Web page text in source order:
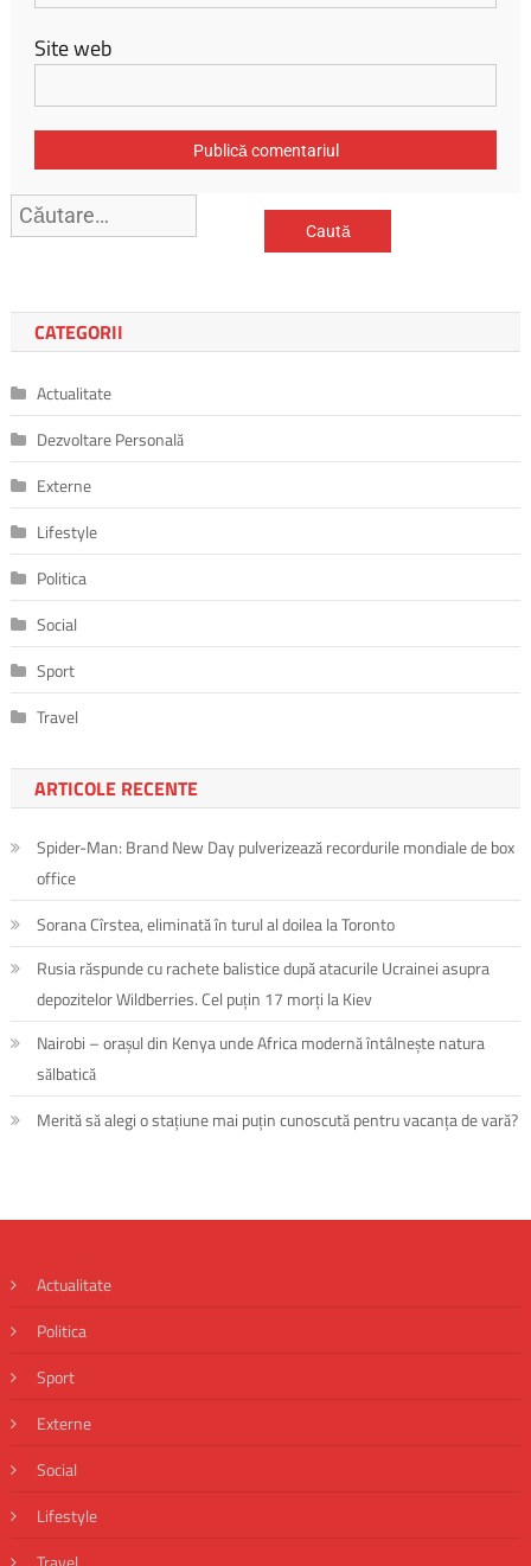
Site web
Caută
după:
CATEGORII
Actualitate
Dezvoltare Personală
Externe
Lifestyle
Politica
Social
Sport
Travel
ARTICOLE RECENTE
Spider-Man: Brand New Day pulverizează recordurile mondiale de box
office
Sorana Cîrstea, eliminată în turul al doilea la Toronto
Rusia răspunde cu rachete balistice după atacurile Ucrainei asupra
depozitelor Wildberries. Cel puțin 17 morți la Kiev
Nairobi – orașul din Kenya unde Africa modernă întâlnește natura
sălbatică
Merită să alegi o stațiune mai puțin cunoscută pentru vacanța de vară?
Actualitate
Politica
Sport
Externe
Social
Lifestyle